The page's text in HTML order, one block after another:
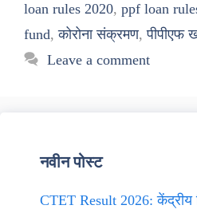
loan rules 2020, ppf loan
fund,कोरोना संक्रमण,पीपीएफ
Leave a comment
नवीन पोस्ट
CTET Result 2026: केंद्रीय